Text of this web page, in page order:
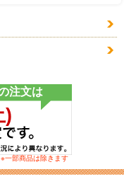
※一部商品は除きます